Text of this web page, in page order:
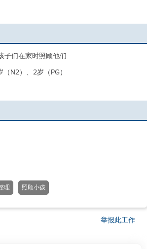
子们在家时照顾他们
N2）、2岁（PG）
理 照顾小孩
举报此工作